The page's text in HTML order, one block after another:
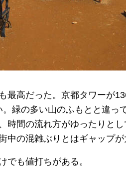
最高だった。京都タワーが
緑の多い山のふもとと違っ
時間の流れ方がゆったりと
中の混雑ぶりとはギャップが
でも値打ちがある。